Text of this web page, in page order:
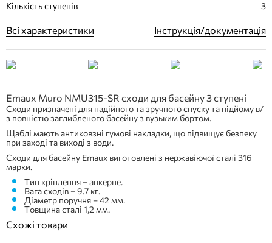
Кількість ступенів
3
Всі характеристики Інструкція/документація
Emaux Muro NMU315-SR сходи для басейну 3 ступені
Сходи призначені для надійного та зручного спуску та підйому в/
з повністю заглибленого басейну з вузьким бортом.
Щаблі мають антиковзні гумові накладки, що підвищує безпеку
при заході та виході з води.
Сходи для басейну Emaux виготовлені з нержавіючої сталі 316
марки.
Тип кріплення – анкерне.
Вага сходів – 9.7 кг.
Діаметр поручня – 42 мм.
Товщина сталі 1,2 мм.
Схожі товари